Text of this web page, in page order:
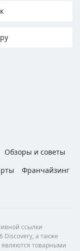
Обзоры и советы
Франчайзинг
ссылки
Discovery, а также
являются товарными